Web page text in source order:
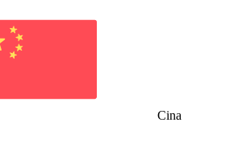
Cina